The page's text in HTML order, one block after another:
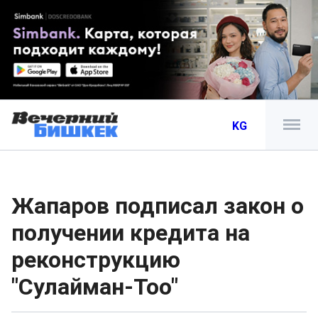
KG
Жапаров подписал закон о
получении кредита на
реконструкцию
"Сулайман-Тоо"